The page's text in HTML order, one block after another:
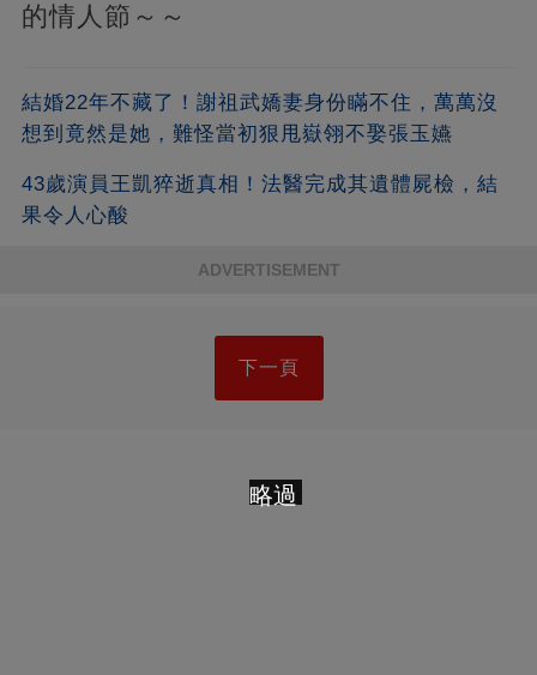
的情人節～～
結婚22年不藏了！謝祖武嬌妻身份瞞不住，萬萬沒
想到竟然是她，難怪當初狠甩嶽翎不娶張玉嬿
43歲演員王凱猝逝真相！法醫完成其遺體屍檢，結
果令人心酸
ADVERTISEMENT
下一頁
略過